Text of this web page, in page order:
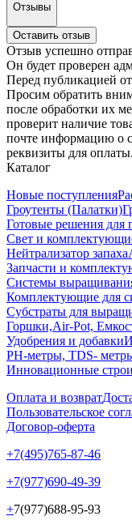
Отзывы
Оставить отзыв
Отзыв успешно
Он будет проверен
Перед публикацией
Просим обратить
после обработки их
проверит наличие
почте информацию о
реквизиты для оплаты.
Каталог
Новые поступления
Гроутенты (Палатки)
Готовые решения для
Свет и
Нейтрализатор запаха
Запчасти и
Системы
Комплектующие для
Субстраты для
Горшки,Air-Pot,
Удобрения и добавки
РН-метры, TDS-
Инновационные
Оплата и возврат
Пользовательское
Договор-оферта
+7(495)765-87-46
+7(977)690-49-39
+7(977)688-95-93